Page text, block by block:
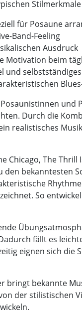
für Posaune
Band-Feeling
Ausdruck
Motivation beim
und
und
Durch die
realistisches
Chicago, The Thrill
den bekanntesten
So
fällt es
eignen sich
bringt bekannte
der stilistischen